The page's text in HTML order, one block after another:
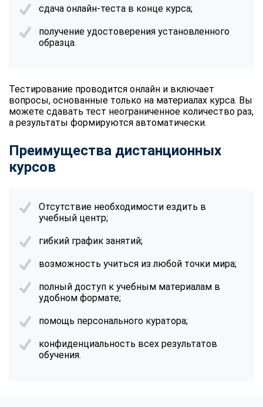
сдача онлайн-теста в конце курса;
получение удостоверения установленного
образца.
Тестирование проводится онлайн и включает
вопросы, основанные только на материалах курса. Вы
можете сдавать тест неограниченное количество раз,
а результаты формируются автоматически.
Преимущества дистанционных
курсов
Отсутствие необходимости ездить в
учебный центр;
гибкий график занятий;
возможность учиться из любой точки мира;
полный доступ к учебным материалам в
удобном формате;
помощь персонального куратора;
конфиденциальность всех результатов
обучения.